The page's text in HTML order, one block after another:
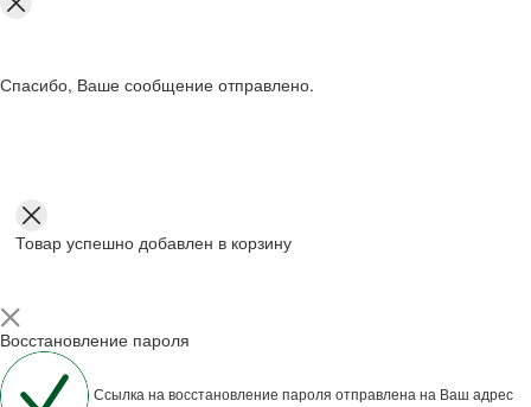
Спасибо, Ваше сообщение отправлено.
Товар успешно добавлен в корзину
Восстановление пароля
Ссылка на восстановление пароля отправлена на Ваш адрес